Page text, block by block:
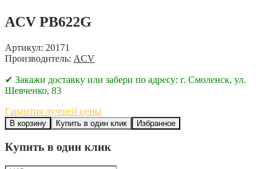
ACV PB622G
Артикул: 20171
Производитель: ACV
✔ Закажи доставку или забери по адресу: г. Смоленск, ул.
Шевченко, 83
Гарантия лучшей цены
В корзину Купить в один клик Избранное
Купить в один клик